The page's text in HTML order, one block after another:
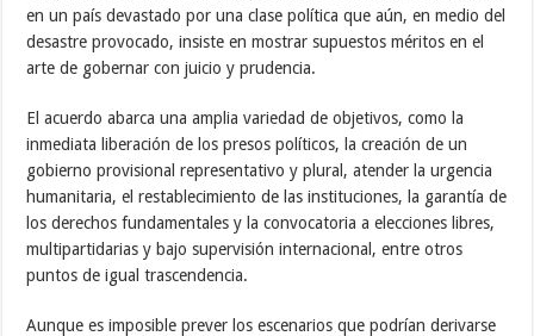
en un país devastado por una clase política que aún, en medio del
desastre provocado, insiste en mostrar supuestos méritos en el
arte de gobernar con juicio y prudencia.
El acuerdo abarca una amplia variedad de objetivos, como la
inmediata liberación de los presos políticos, la creación de un
gobierno provisional representativo y plural, atender la urgencia
humanitaria, el restablecimiento de las instituciones, la garantía de
los derechos fundamentales y la convocatoria a elecciones libres,
multipartidarias y bajo supervisión internacional, entre otros
puntos de igual trascendencia.
Aunque es imposible prever los escenarios que podrían derivarse